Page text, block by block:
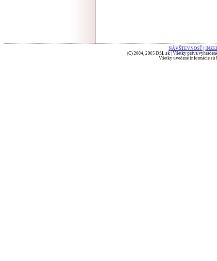
NÁVŠTEVNOSŤ
(C) 2004, 2005 DSL.sk | Všetky práva
Všetky uvedené informácie sú